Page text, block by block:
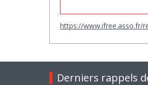
https://www.ifree.asso.fr/
Derniers rappels